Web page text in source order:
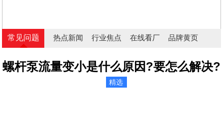
常见问题 热点新闻 行业焦点 在线看厂 品牌黄页
螺杆泵流量变小是什么原因?要怎么解决?
精选